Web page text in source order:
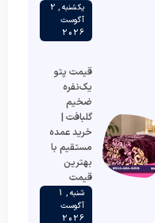
یکشنبه , 2
آگوست
2026
قیمت پتو
یک‌نفره
ضخیم
گلبافت |
خرید عمده
مستقیم با
بهترین
قیمت
شنبه , 1
آگوست
2026